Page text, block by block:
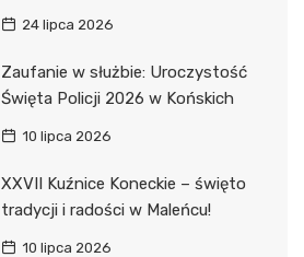
24 lipca 2026
Zaufanie w służbie: Uroczystość
Święta Policji 2026 w Końskich
10 lipca 2026
XXVII Kuźnice Koneckie – święto
tradycji i radości w Maleńcu!
10 lipca 2026